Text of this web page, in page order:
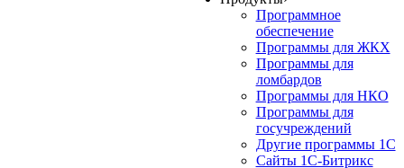
Программное
обеспечение
Программы для ЖКХ
Программы для
ломбардов
Программы для НКО
Программы для
госучреждений
Другие программы 1С
Сайты 1С-Битрикс